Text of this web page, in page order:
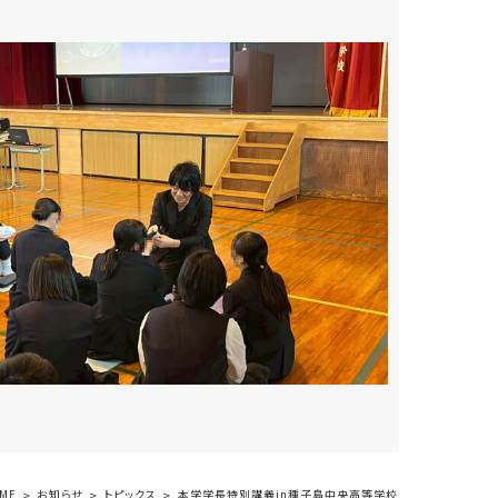
お知らせ トピックス 本学学長特別講義in種子島中央高等学校